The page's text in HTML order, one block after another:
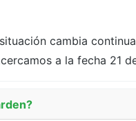
cambia
a la fecha 21